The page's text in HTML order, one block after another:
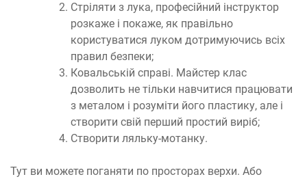
Стріляти з лука, професійний інструктор
розкаже і покаже, як правільно
користуватися луком дотримуючись всіх
правил безпеки;
Ковальській справі. Майстер клас
дозволить не тільки навчитися працювати
з металом і розуміти його пластику, але і
створити свій перший простий виріб;
Створити ляльку-мотанку.
Тут ви можете поганяти по просторах верхи. Або